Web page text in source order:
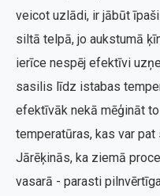
veicot uzlādi, ir jābūt
siltā telpā, jo aukstumā
ierīce nespēj efektīvi
sasilis līdz istabas
efektīvāk nekā mēģināt
temperatūras, kas var pat
Jārēķinās, ka ziemā
vasarā - parasti